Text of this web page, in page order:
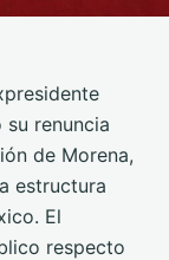
renuncia
de Morena,
estructura
El
respecto